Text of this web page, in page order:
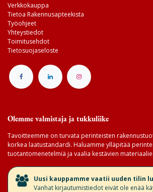
Verkkokauppa
Tietoa Rakennusapteekista
Työohjeet
Yhteystiedot
Toimitusehdot
Tietosuojaseloste
Olemme valmistaja ja tukkuliike
Tavoitteemme on turvata perinteisten
korkea laatustandardi. Haluamme ylläpitää
tuotantomenetelmiä ja vaalia kestävien
​Uusi kauppamme vaatii uuden tilin
Vanhat kirjautumistiedot eivät ole enää